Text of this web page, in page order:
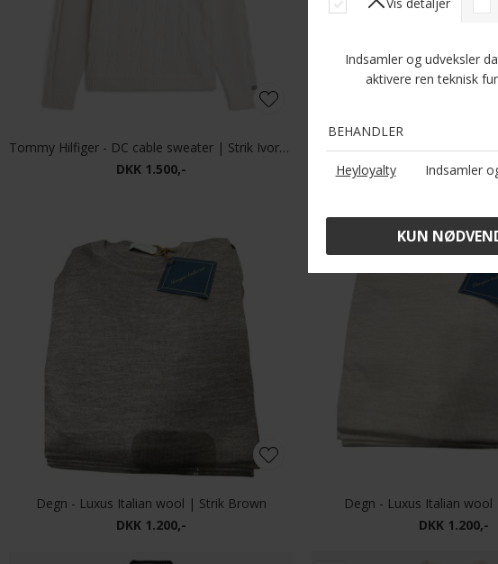
Tommy Hilfiger - DC cable sweater | Strik Ivory Petal
DKK 1.500,-
Tommy Hilfiger - Open knit |
DKK 1.300,-
Degn - Luxus Italian wool | Strik Brown
DKK 1.200,-
Degn - Luxus Italian wool
DKK 1.200,-